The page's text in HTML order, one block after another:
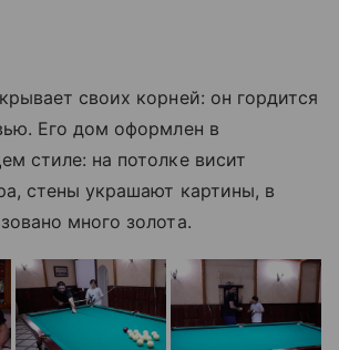
своих корней: он гордится
Его дом оформлен в
стиле: на потолке висит
стены украшают картины, в
много золота.